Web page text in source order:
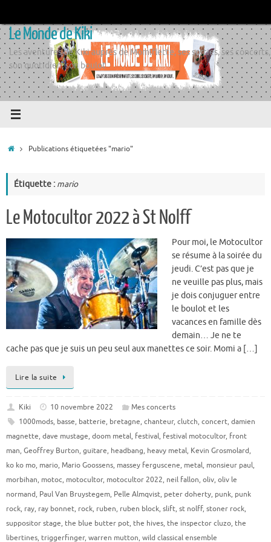
contenu
Le Monde de Kiki
Les aventures de Kiki auprès de Momiflette, ses sorties, ses concerts,
son quotidien, son boulot
AccueilPublications étiquetées "mario"
Étiquette : mario
Le Motocultor 2022 à St Nolff
Pour moi, le Motocultor
se résume à la soirée du
jeudi. C’est pas que je
ne veuille pas plus, mais
je dois conjuguer entre
le boulot et les
vacances en famille dès
demain… Je ne te
cache pas que je suis un peu seul aux manettes ce soir. Momi a […]
Lire la suite
Kiki 10 novembre 2022
Mes concerts
1000mods, basse, batterie, bretagne, chanteur, clutch, concert, damien
magnette, dave mustage, doom metal, festival, festival motocultor, front
man, Geoffrey Burton, guitare, headbang, heavy metal, Kevin Grosmolard,
ko ko mo, mario, Mario Goossens, massey ferguscene, metal, monsieur paul,
morbihan, motoc, motocultor, motocultor 2022, neil fallon, oliv, oliv le
normand, Paul Van Bruystegem, Pelle Almqvist, peter doherty, punk, punk
rock, ray, ray bonnet, rock, ruben, ruben block, slift, st nolff, stoner rock,
suppositor stage, the blue butter pot, the hives, the inspector cluzo, the
libertines, triggerfinger, warren mutton, wild classical ensemble